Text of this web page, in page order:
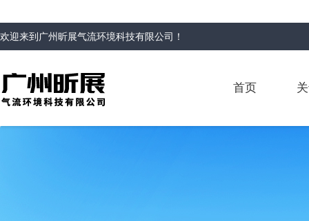
欢迎来到 广州昕展气流环境科技有限公司 ！
首页